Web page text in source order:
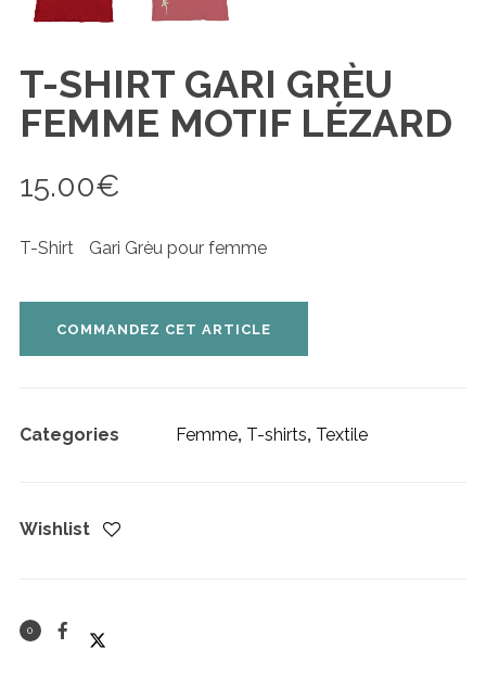
T-SHIRT GARI GRÈU
FEMME MOTIF LÉZARD
15.00€
T-Shirt Gari Grèu pour femme
COMMANDEZ CET ARTICLE
Categories Femme, T-shirts, Textile
Wishlist
0